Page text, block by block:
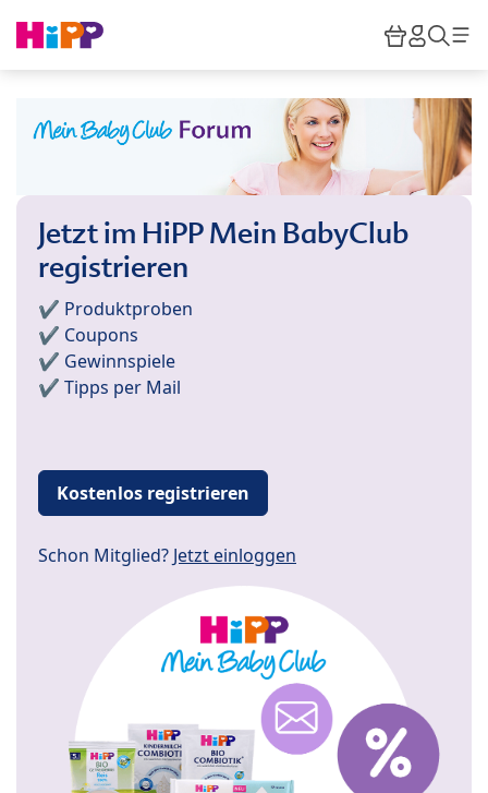
HiPP
Jetzt im HiPP Mein BabyClub
registrieren
✔️ Produktproben
✔️ Coupons
✔️ Gewinnspiele
✔️ Tipps per Mail
Kostenlos registrieren
Schon Mitglied? Jetzt einloggen